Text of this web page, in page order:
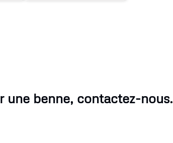
une benne, contactez-nous.